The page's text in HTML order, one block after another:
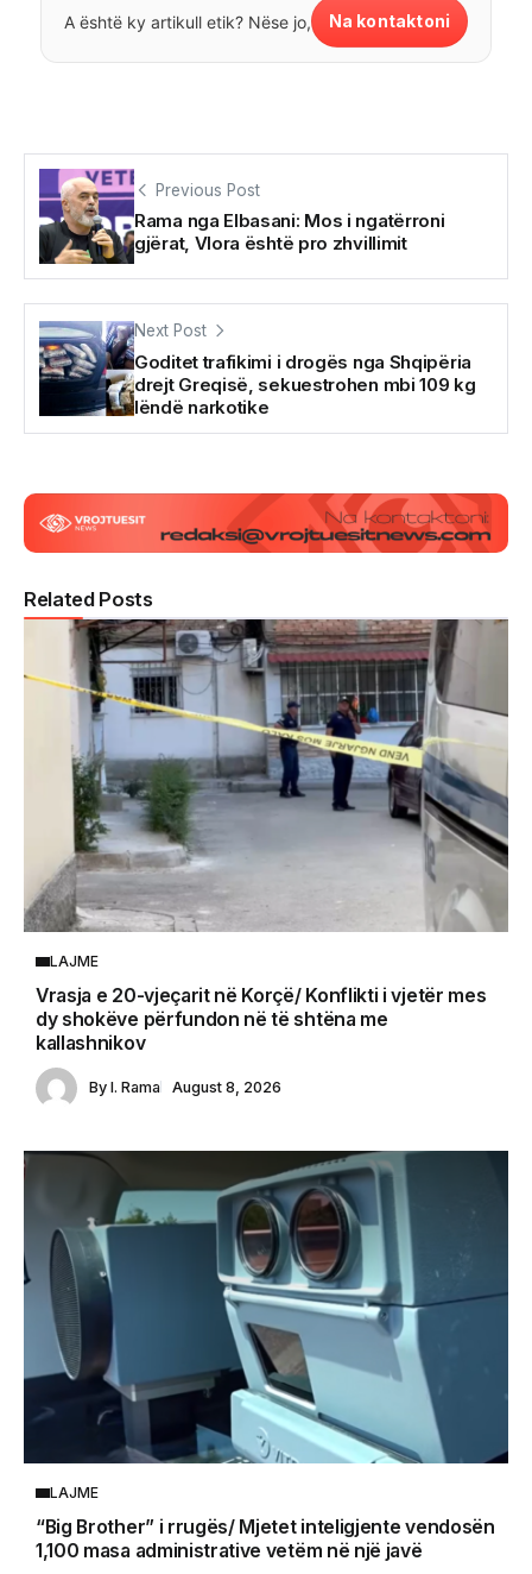
A është ky artikull etik? Nëse jo, Na kontaktoni
Previous Post
Rama nga Elbasani: Mos i ngatërroni
gjërat, Vlora është pro zhvillimit
Next Post
Goditet trafikimi i drogës nga Shqipëria
drejt Greqisë, sekuestrohen mbi 109 kg
lëndë narkotike
Related Posts
LAJME
Vrasja e 20-vjeçarit në Korçë/ Konflikti i vjetër mes
dy shokëve përfundon në të shtëna me
kallashnikov
By I. Rama August 8, 2026
LAJME
“Big Brother” i rrugës/ Mjetet inteligjente vendosën
1,100 masa administrative vetëm në një javë